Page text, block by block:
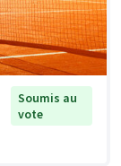
Soumis au
vote